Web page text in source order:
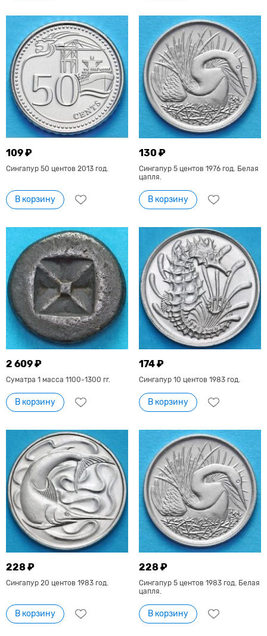
109 ₽
Сингапур 50 центов 2013 год.
В корзину
130 ₽
Сингапур 5 центов 1976 год. Белая
цапля.
В корзину
2 609 ₽
Суматра 1 масса 1100-1300 гг.
В корзину
174 ₽
Сингапур 10 центов 1983 год.
В корзину
228 ₽
Сингапур 20 центов 1983 год.
В корзину
228 ₽
Сингапур 5 центов 1983 год. Белая
цапля.
В корзину